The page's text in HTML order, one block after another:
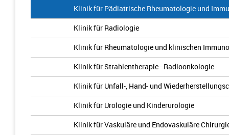
Klinik für Pädiatrische Rheumatologie und
Klinik für Radiologie
Klinik für Rheumatologie und klinischen
Klinik für Strahlentherapie - Radioonkologie
Klinik für Unfall-, Hand- und
Klinik für Urologie und Kinderurologie
Klinik für Vaskuläre und Endovaskuläre